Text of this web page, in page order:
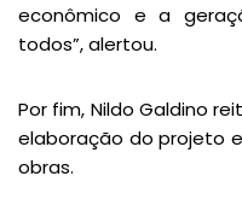
econômico e a
todos”, alertou.
Por fim, Nildo Galdino
elaboração do projeto
obras.